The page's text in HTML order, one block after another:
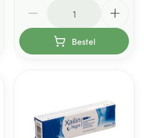
Bestel